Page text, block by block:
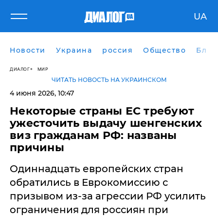
UA
Новости Украина россия Общество
ДИАЛОГ МИР
ЧИТАТЬ НОВОСТЬ НА УКРАИНСКОМ
4 июня 2026, 10:47
Некоторые страны ЕС требуют
ужесточить выдачу шенгенских
виз гражданам РФ: названы
причины
Одиннадцать европейских стран
обратились в Еврокомиссию с
призывом из-за агрессии РФ усилить
ограничения для россиян при